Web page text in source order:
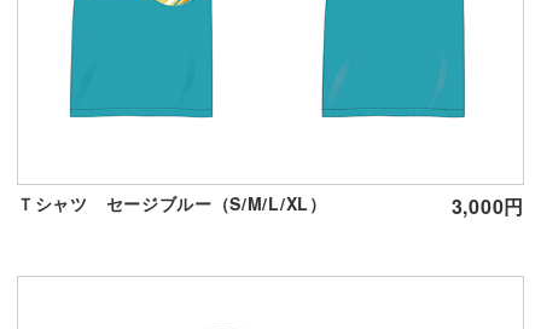
Ｔシャツ セージブルー（S/M/L/XL） 3,000円